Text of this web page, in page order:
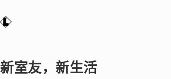
新室友，新生活